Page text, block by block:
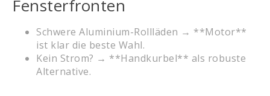
Fensterfronten
Schwere Aluminium-Rollläden → **Motor**
ist klar die beste Wahl.
Kein Strom? → **Handkurbel** als robuste
Alternative.